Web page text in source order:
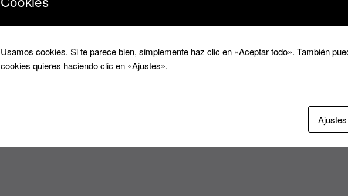
Usamos cookies. Si te parece bien, simplemente haz clic en «Aceptar todo». También
cookies quieres haciendo clic en «Ajustes».
Ajustes